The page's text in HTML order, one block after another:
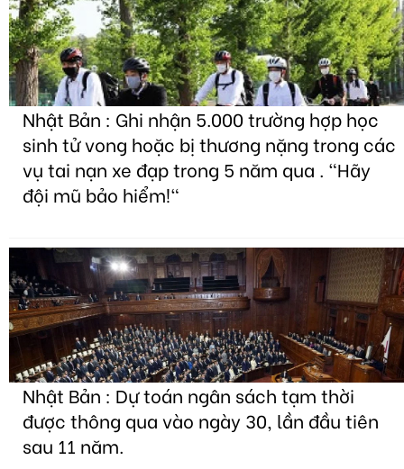
Nhật Bản : Ghi nhận 5.000 trường hợp học
sinh tử vong hoặc bị thương nặng trong các
vụ tai nạn xe đạp trong 5 năm qua . "Hãy
đội mũ bảo hiểm!"
Nhật Bản : Dự toán ngân sách tạm thời
được thông qua vào ngày 30, lần đầu tiên
sau 11 năm.